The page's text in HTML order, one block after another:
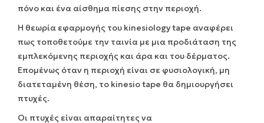
πόνο και ένα αίσθημα πίεσης στην περιοχή.
Η θεωρία εφαρμογής του kinesiology tape αναφέρει
πως τοποθετούμε την ταινία με μια προδιάταση της
εμπλεκόμενης περιοχής και άρα και του δέρματος.
Επομένως όταν η περιοχή είναι σε φυσιολογική, μη
διατεταμένη θέση, το kinesio tape θα δημιουργήσει
πτυχές.
Οι πτυχές είναι απαραίτητες να